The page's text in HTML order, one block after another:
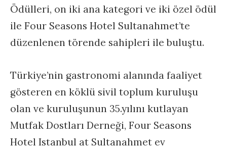
Ödülleri, on iki ana kategori ve iki özel ödül
ile Four Seasons Hotel Sultanahmet’te
düzenlenen törende sahipleri ile buluştu.
Türkiye’nin gastronomi alanında faaliyet
gösteren en köklü sivil toplum kuruluşu
olan ve kuruluşunun 35.yılını kutlayan
Mutfak Dostları Derneği, Four Seasons
Hotel Istanbul at Sultanahmet ev